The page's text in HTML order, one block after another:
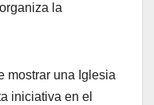
la
mostrar una Iglesia
iniciativa en el